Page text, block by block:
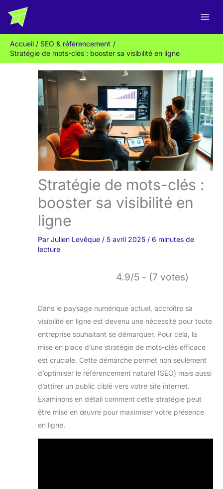
Accueil
SEO & référencement
Stratégie de mots-clés : booster sa visibilité en ligne
Stratégie de mots-clés :
booster sa visibilité en
ligne
Par Julien Levêque / 5 avril 2025 / 6 minutes de
lecture
4.9/5 - (7 votes)
Dans le paysage numérique actuel, accroître sa
visibilité en ligne est devenu une nécessité pour toute
entreprise souhaitant se démarquer. Pour cela, la
mise en place d’une stratégie de mots-clés efficace
est cruciale. Cette démarche permet non seulement
d’optimiser le référencement naturel (SEO) mais aussi
d’attirer un public ciblé vers votre site internet.
Examinons en détail comment cette stratégie peut
être mise en œuvre pour maximiser votre présence
en ligne.
e
c
h
e